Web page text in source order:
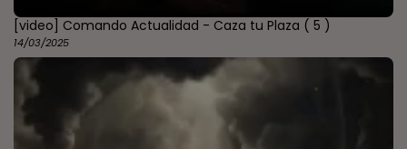
[video] Comando Actualidad - Caza tu Plaza ( 5 )
14/03/2025